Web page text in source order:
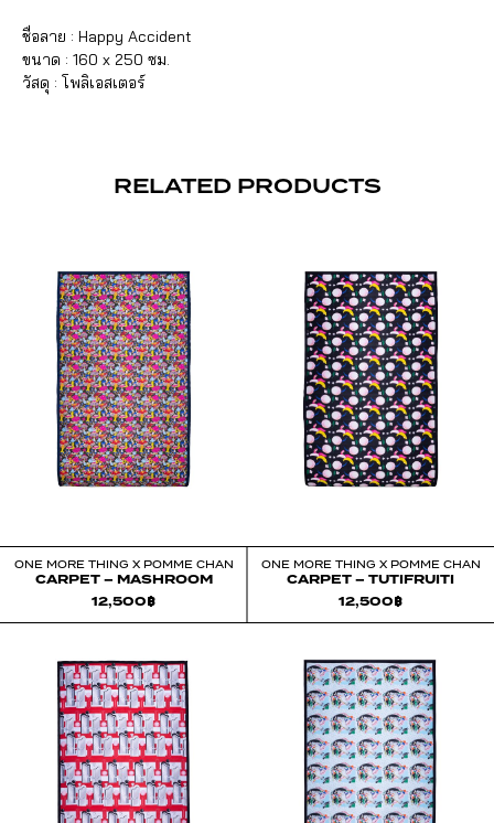
ชื่อลาย : Happy Accident
ขนาด : 160 x 250 ซม.
วัสดุ : โพลิเอสเตอร์
RELATED PRODUCTS
ONE MORE THING X POMME CHAN
CARPET – MASHROOM
12,500฿
ONE MORE THING X POMME CHAN
CARPET – TUTIFRUITI
12,500฿